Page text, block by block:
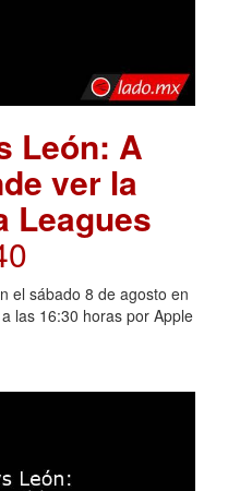
León: A
ver la
Leagues
el sábado 8 de agosto en
las 16:30 horas por Apple